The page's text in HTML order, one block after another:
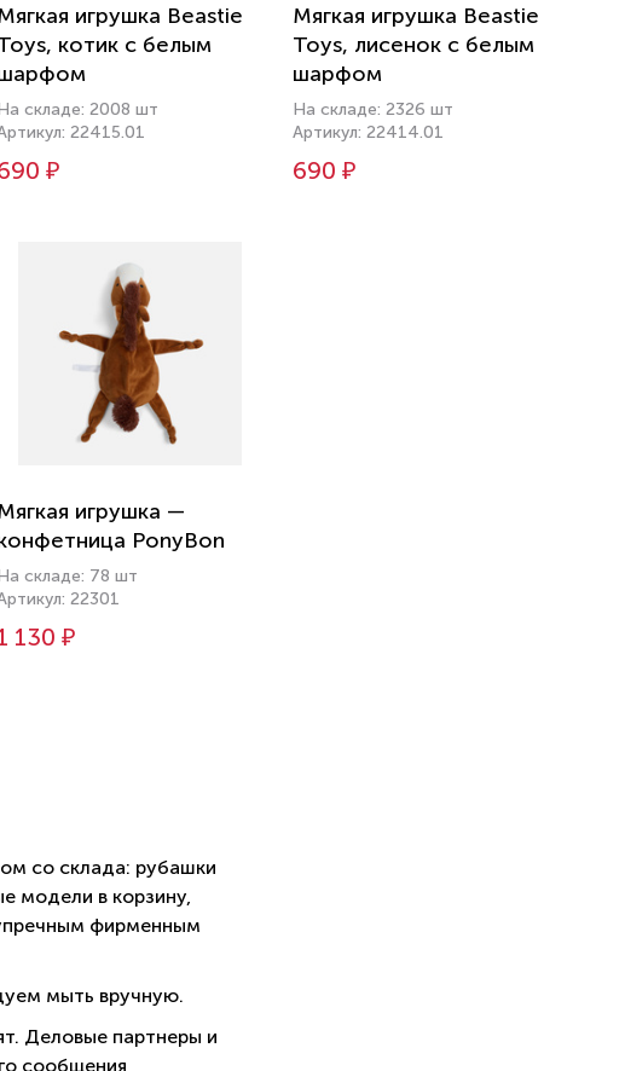
игрушка Beastie
котик с белым
складе: 2008 шт
22415.01
₽
Мягкая игрушка Beastie
Toys, лисенок с белым
шарфом
На складе: 2326 шт
Артикул: 22414.01
690 ₽
игрушка —
PonyBon
складе: 78 шт
22301
130 ₽
со склада: рубашки
модели в корзину,
фирменным
мыть вручную.
Деловые партнеры и
сообщения,